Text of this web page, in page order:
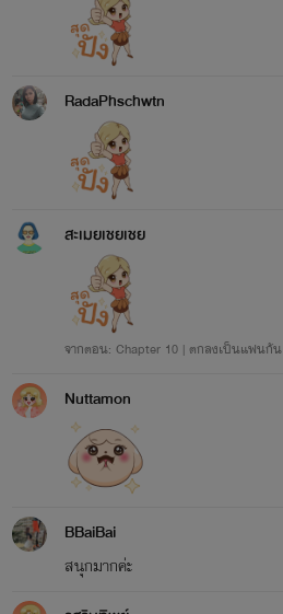
RadaPhschwtn
สะเมยเชยเชย
จากตอน: Chapter 10 | ตกลงเป็นแฟนกัน
Nuttamon
BBaiBai
สนุกมากค่ะ